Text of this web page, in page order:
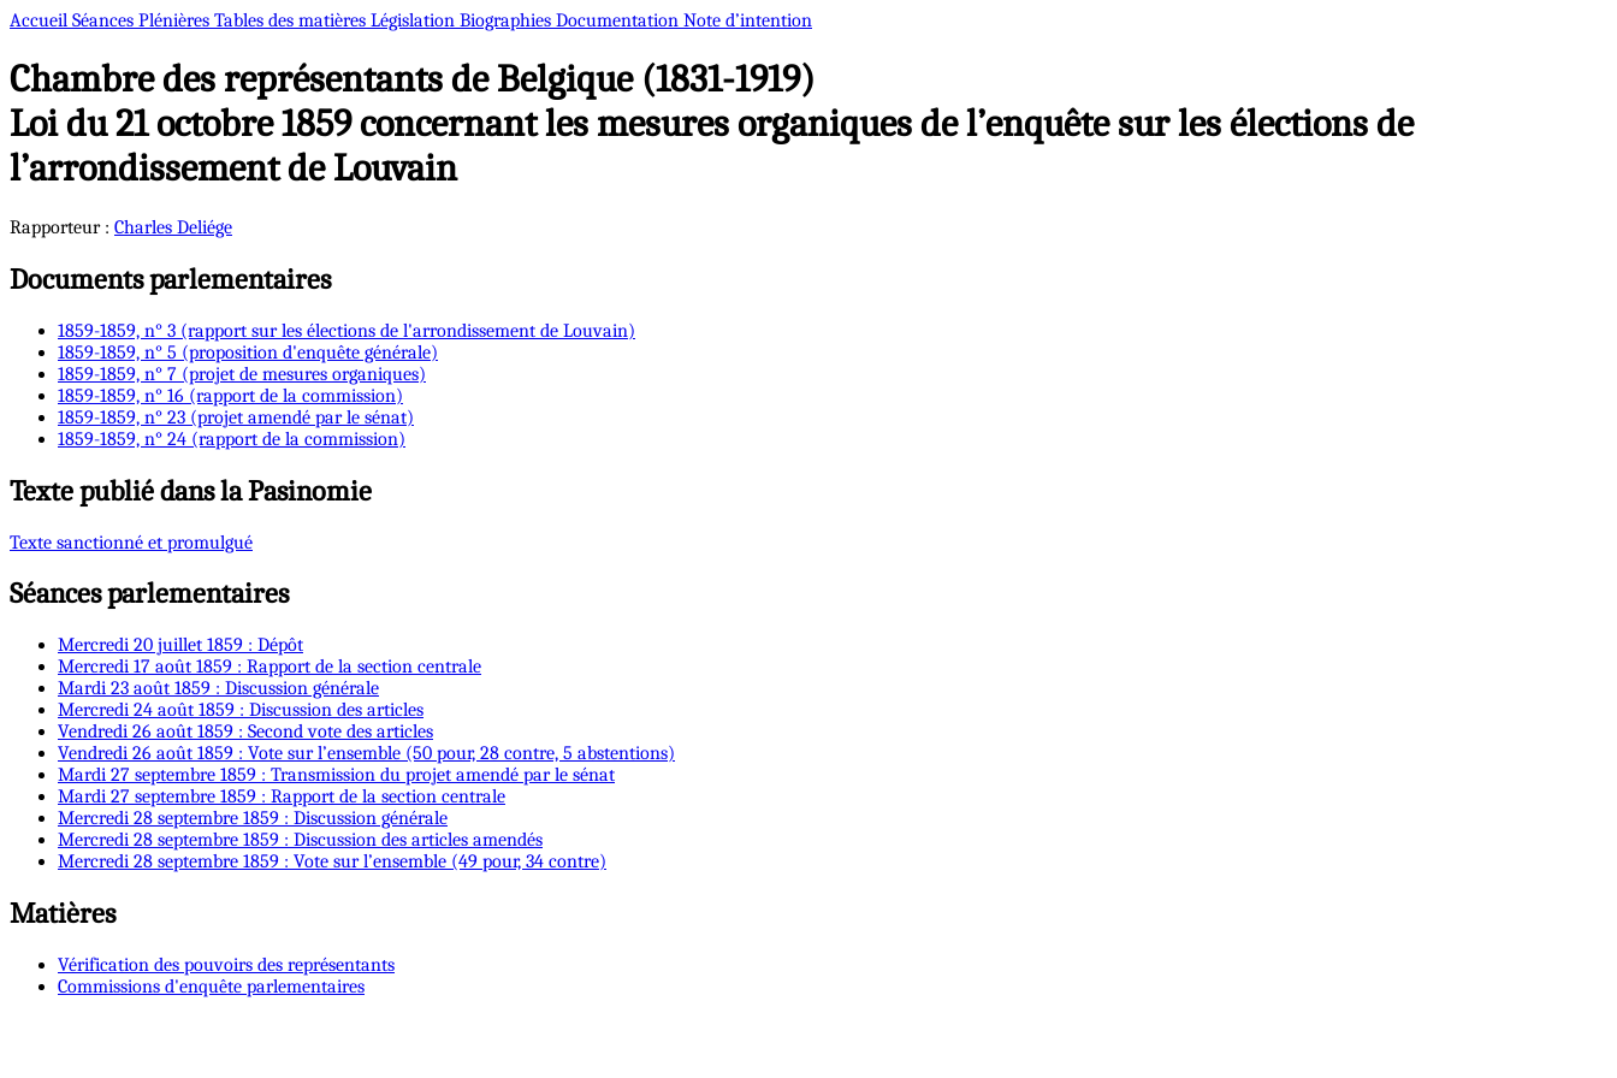
Accueil Séances Plénières Tables des matières Législation Biographies Documentation Note d’intention
Chambre des représentants de Belgique (1831-1919)
Loi du 21 octobre 1859 concernant les mesures organiques de l’enquête sur les élections de
l’arrondissement de Louvain
Rapporteur : Charles Deliége
Documents parlementaires
1859-1859, n° 3 (rapport sur les élections de l'arrondissement de Louvain)
1859-1859, n° 5 (proposition d'enquête générale)
1859-1859, n° 7 (projet de mesures organiques)
1859-1859, n° 16 (rapport de la commission)
1859-1859, n° 23 (projet amendé par le sénat)
1859-1859, n° 24 (rapport de la commission)
Texte publié dans la Pasinomie
Texte sanctionné et promulgué
Séances parlementaires
Mercredi 20 juillet 1859 : Dépôt
Mercredi 17 août 1859 : Rapport de la section centrale
Mardi 23 août 1859 : Discussion générale
Mercredi 24 août 1859 : Discussion des articles
Vendredi 26 août 1859 : Second vote des articles
Vendredi 26 août 1859 : Vote sur l’ensemble (50 pour, 28 contre, 5 abstentions)
Mardi 27 septembre 1859 : Transmission du projet amendé par le sénat
Mardi 27 septembre 1859 : Rapport de la section centrale
Mercredi 28 septembre 1859 : Discussion générale
Mercredi 28 septembre 1859 : Discussion des articles amendés
Mercredi 28 septembre 1859 : Vote sur l’ensemble (49 pour, 34 contre)
Matières
Vérification des pouvoirs des représentants
Commissions d'enquête parlementaires